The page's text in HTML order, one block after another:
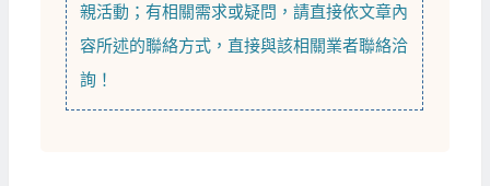
親活動；有相關需求或疑問，請直接依文章內
容所述的聯絡方式，直接與該相關業者聯絡洽
詢！